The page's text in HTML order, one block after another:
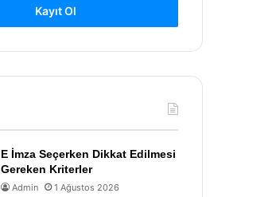
Kayıt Ol
E İmza Seçerken Dikkat Edilmesi
Gereken Kriterler
Admin 1 Ağustos 2026